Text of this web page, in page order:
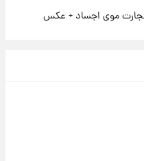
تجارت موی اجساد + عکس